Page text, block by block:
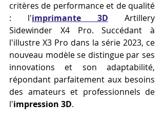
critères de performance et de qualité
: l'imprimante 3D Artillery
Sidewinder X4 Pro. Succédant à
l'illustre X3 Pro dans la série 2023, ce
nouveau modèle se distingue par ses
innovations et son adaptabilité,
répondant parfaitement aux besoins
des amateurs et professionnels de
l'impression 3D.